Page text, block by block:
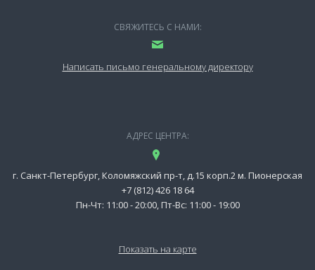
СВЯЖИТЕСЬ С НАМИ:
Написать письмо генеральному директору
АДРЕС ЦЕНТРА:
г. Санкт-Петербург, Коломяжский пр-т, д.15 корп.2 м. Пионерская
+7 (812) 426 18 64
Пн-Чт: 11:00 - 20:00, Пт-Вс: 11:00 - 19:00
Показать на карте